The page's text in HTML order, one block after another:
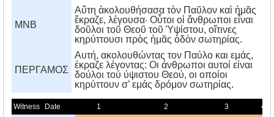
MNB
Αὕτη ἀκολουθήσασα τὸν Παῦλον καὶ ἡμᾶς
ἔκραζε, λέγουσα· Οὗτοι οἱ ἄνθρωποι εἶναι
δοῦλοι τοῦ Θεοῦ τοῦ Ὑψίστου, οἵτινες
κηρύττουσι πρὸς ἡμᾶς ὁδὸν σωτηρίας.
ΠΕΡΓΑΜΟΣ
Aυτή, ακολουθώντας τον Παύλο και εμάς,
έκραζε λέγοντας: Oι άνθρωποι αυτοί είναι
δούλοι τού ύψιστου Θεού, οι οποίοι
κηρύττουν σ’ εμάς δρόμον σωτηρίας.
Witness Date 1 2 3 4